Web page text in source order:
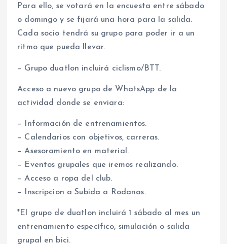
Para ello, se votará en la encuesta entre sábado
o domingo y se fijará una hora para la salida.
Cada socio tendrá su grupo para poder ir a un
ritmo que pueda llevar.
– Grupo duatlon incluirá ciclismo/BTT.
Acceso a nuevo grupo de WhatsApp de la
actividad donde se enviara:
– Información de entrenamientos.
– Calendarios con objetivos, carreras.
– Asesoramiento en material.
– Eventos grupales que iremos realizando.
– Acceso a ropa del club.
– Inscripcion a Subida a Rodanas.
*El grupo de duatlon incluirá 1 sábado al mes un
entrenamiento específico, simulación o salida
grupal en bici.